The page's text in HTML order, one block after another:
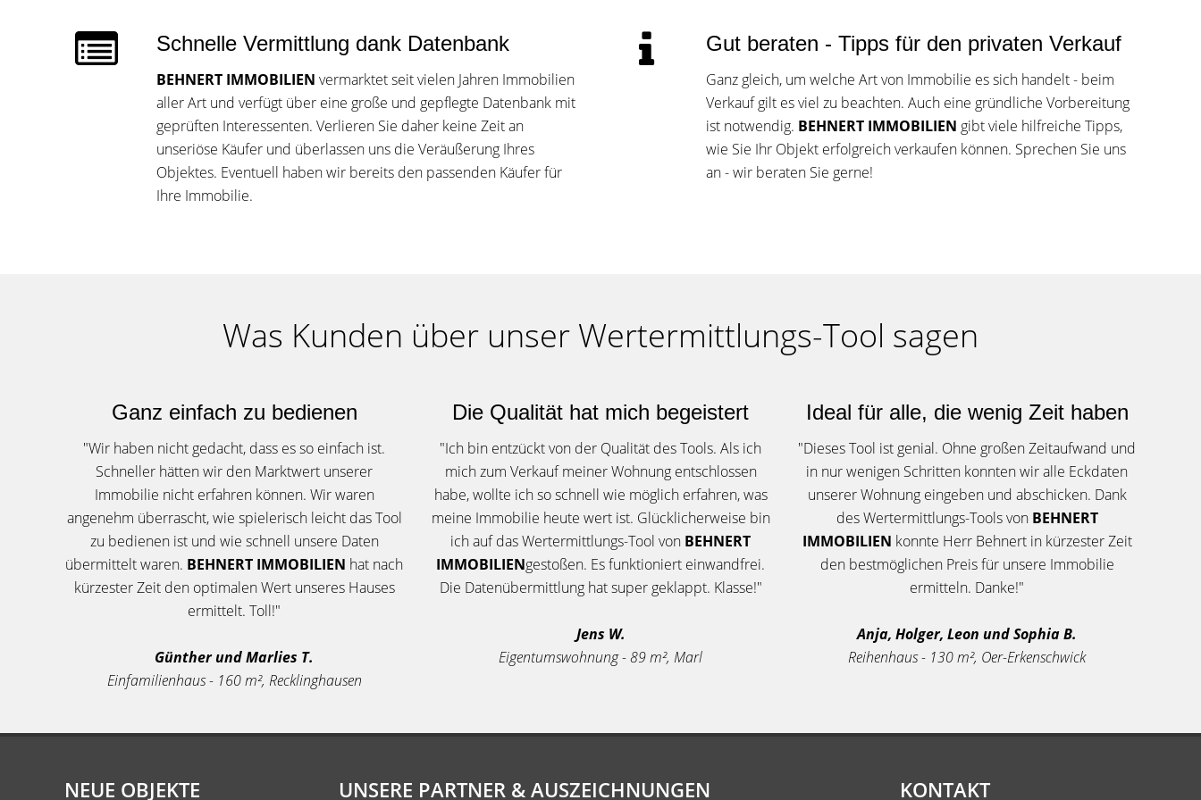
Schnelle Vermittlung dank Datenbank
BEHNERT IMMOBILIEN vermarktet seit vielen Jahren Immobilien
aller Art und verfügt über eine große und gepflegte Datenbank mit
geprüften Interessenten. Verlieren Sie daher keine Zeit an
unseriöse Käufer und überlassen uns die Veräußerung Ihres
Objektes. Eventuell haben wir bereits den passenden Käufer für
Ihre Immobilie.
Gut beraten - Tipps für den privaten Verkauf
Ganz gleich, um welche Art von Immobilie es sich handelt - beim
Verkauf gilt es viel zu beachten. Auch eine gründliche Vorbereitung
ist notwendig. BEHNERT IMMOBILIEN gibt viele hilfreiche Tipps,
wie Sie Ihr Objekt erfolgreich verkaufen können. Sprechen Sie uns
an - wir beraten Sie gerne!
Was Kunden über unser Wertermittlungs-Tool sagen
Ganz einfach zu bedienen
"Wir haben nicht gedacht, dass es so einfach ist.
Schneller hätten wir den Marktwert unserer
Immobilie nicht erfahren können. Wir waren
angenehm überrascht, wie spielerisch leicht das Tool
zu bedienen ist und wie schnell unsere Daten
übermittelt waren. BEHNERT IMMOBILIEN hat nach
kürzester Zeit den optimalen Wert unseres Hauses
ermittelt. Toll!"
Günther und Marlies T.
Einfamilienhaus - 160 m², Recklinghausen
Die Qualität hat mich begeistert
"Ich bin entzückt von der Qualität des Tools. Als ich
mich zum Verkauf meiner Wohnung entschlossen
habe, wollte ich so schnell wie möglich erfahren, was
meine Immobilie heute wert ist. Glücklicherweise bin
ich auf das Wertermittlungs-Tool von BEHNERT
IMMOBILIENgestoßen. Es funktioniert einwandfrei.
Die Datenübermittlung hat super geklappt. Klasse!"
Jens W.
Eigentumswohnung - 89 m², Marl
Ideal für alle, die wenig Zeit haben
"Dieses Tool ist genial. Ohne großen Zeitaufwand und
in nur wenigen Schritten konnten wir alle Eckdaten
unserer Wohnung eingeben und abschicken. Dank
des Wertermittlungs-Tools von BEHNERT
IMMOBILIEN konnte Herr Behnert in kürzester Zeit
den bestmöglichen Preis für unsere Immobilie
ermitteln. Danke!"
Anja, Holger, Leon und Sophia B.
Reihenhaus - 130 m², Oer-Erkenschwick
NEUE OBJEKTE UNSERE PARTNER & AUSZEICHNUNGEN KONTAKT